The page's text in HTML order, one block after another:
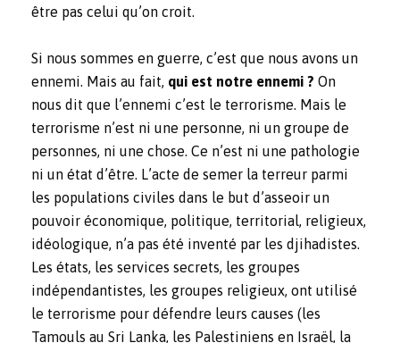
être pas celui qu’on croit.
Si nous sommes en guerre, c’est que nous avons un
ennemi. Mais au fait, qui est notre ennemi ? On
nous dit que l’ennemi c’est le terrorisme. Mais le
terrorisme n’est ni une personne, ni un groupe de
personnes, ni une chose. Ce n’est ni une pathologie
ni un état d’être. L’acte de semer la terreur parmi
les populations civiles dans le but d’asseoir un
pouvoir économique, politique, territorial, religieux,
idéologique, n’a pas été inventé par les djihadistes.
Les états, les services secrets, les groupes
indépendantistes, les groupes religieux, ont utilisé
le terrorisme pour défendre leurs causes (les
Tamouls au Sri Lanka, les Palestiniens en Israël, la